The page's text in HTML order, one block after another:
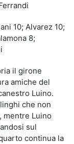
10; Alvarez 10;
8;
il girone
amiche del
Luino.
che non
mentre Luino
sul
continua la